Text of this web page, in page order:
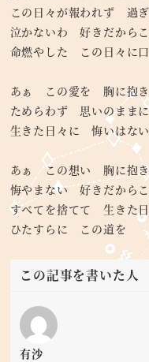
この日々が報われず 過
泣かないわ 好きだから
命燃やした この日々に
あぁ この愛を 胸に抱
ためらわず 思いのまま
生きた日々に 悔いはな
あぁ この想い 胸に抱
悔やまない 好きだから
すべてを捨てて 生きた
ひたすらに この道を
この記事を書いた人
有沙